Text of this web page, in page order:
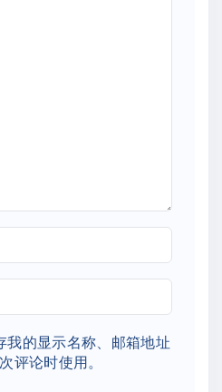
我的显示名称、邮箱地址
评论时使用。